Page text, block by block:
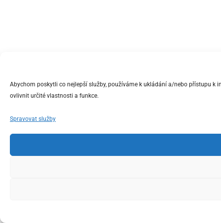
Abychom poskytli co nejlepší služby, používáme k ukládání a/nebo přístupu
ovlivnit určité vlastnosti a funkce.
Spravovat služby